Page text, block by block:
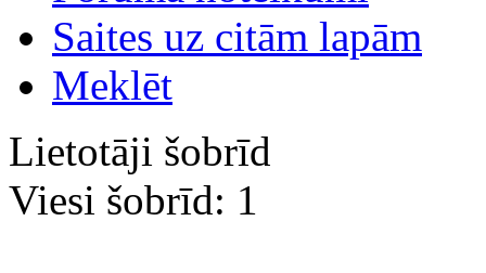
Saites uz citām lapām
Meklēt
Lietotāji šobrīd
Viesi šobrīd: 1